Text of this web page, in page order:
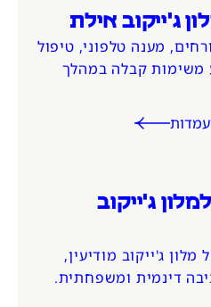
ג'ייקוב אילת
מענה טלפוני, טיפול
משימות קבלה במהלך
ג'ייקוב
ג'ייקוב מודיעין,
דינמית ומשפחתית.
כאחד.